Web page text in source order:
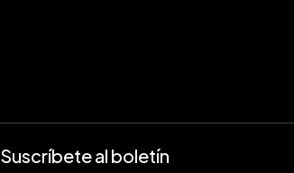
Suscríbete al boletín